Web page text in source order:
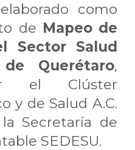
como
de Mapeo de
Sector Salud
Querétaro,
el Clúster
y de Salud A.C.
Secretaría de
SEDESU.